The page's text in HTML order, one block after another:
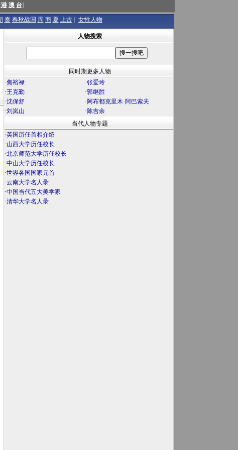
港 澳 台]
秦 春秋战国 周 商 夏 上古 女性人物
人物搜索
同时期更多人物
·焦裕禄 ·张爱玲
·王克勤 ·郭继胜
·沈保舒 ·阿布都克里木·阿巴索夫
·刘岚山 ·陈吉余
当代人物专题
·英国历任首相介绍
·山西大学历任校长
·北京师范大学历任校长
·中山大学历任校长
·世界各国国家元首
·云南大学名人录
·中国当代五大美学家
·清华大学名人录